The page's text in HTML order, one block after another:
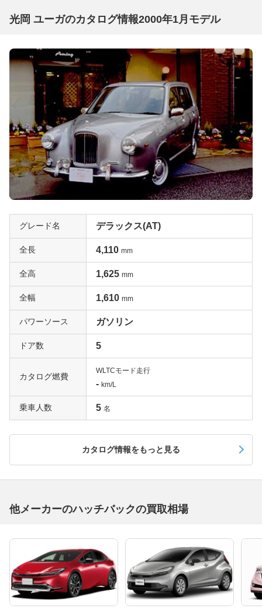
光岡 ユーガのカタログ情報2000年1月モデル
グレード名 デラックス(AT)
全長 4,110 mm
全高 1,625 mm
全幅 1,610 mm
パワーソース ガソリン
ドア数 5
カタログ燃費
WLTCモード走行
- km/L
乗車人数 5 名
カタログ情報をもっと見る
他メーカーのハッチバックの買取相場